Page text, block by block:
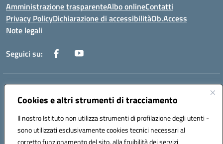
Cookies e altri strumenti di tracciamento
Il nostro Istituto non utilizza strumenti di profilazione degli utenti -
sono utilizzati esclusivamente cookies tecnici necessari al
corretto funzionamento del sito, alla fruibilità dei servizi
Amministrazione trasparenteAlbo onlineContatti
Privacy PolicyDichiarazione di accessibilitàOb.Access
Note legali
Seguici su:
Indirizzo:
Centralino:0733/815931 - 0733/784180
Posta elettronica certificata (PEC):MCIS00200P@pec.istruzione.it
Codice fiscale: 80006860433